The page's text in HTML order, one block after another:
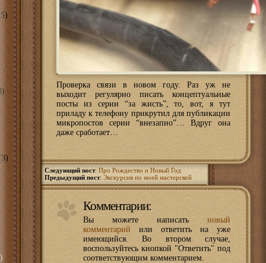
Проверка связи в новом году. Раз уж не
выходит регулярно писать концептуальные
посты из серии “за жисть”, то, вот, я тут
приладу к телефону прикрутил для публикации
микропостов серии “внезапно”… Вдруг она
даже сработает…
Следующий пост: Про Рождество и Новый Год
Предыдущий пост: Экскурсия по моей мастерской
Комментарии:
Вы можете написать новый
комментарий или ответить на уже
имеющийся. Во втором случае,
воспользуйтесь кнопкой "Ответить" под
соответствующим комментарием.